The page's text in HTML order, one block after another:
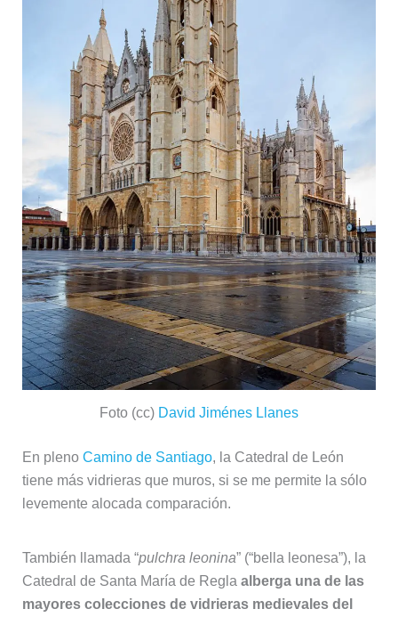
Foto (cc) David Jiménes Llanes
En pleno Camino de Santiago, la Catedral de León
tiene más vidrieras que muros, si se me permite la sólo
levemente alocada comparación.
También llamada “pulchra leonina” (“bella leonesa”), la
Catedral de Santa María de Regla alberga una de las
mayores colecciones de vidrieras medievales del